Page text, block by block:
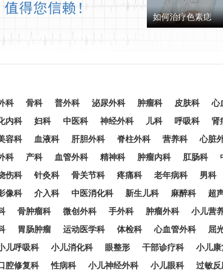
如何治疗色素痣
科 骨科 普外科 泌尿外科 肿瘤科 皮肤科 心
内科
妇科 中医科 神经外科 儿科 呼吸科 肾
容科
血液科 肝胆外科 脊柱外科 营养科 心脏
科
产科 血管外科 精神科 肿瘤内科 肛肠科
伤科
针灸科 骨关节科 疼痛科 老年病科 男科
像科
介入科 中医消化科 新生儿科 麻醉科 超
骨肿瘤科 微创外科 手外科 肿瘤外科 小儿营
胃肠肿瘤 运动医学科 体检科 心血管外科 屈
儿呼吸科
小儿消化科 眼整形 干部诊疗科 小儿康
腔修复科
性病科 小儿神经外科 小儿眼科 过敏反